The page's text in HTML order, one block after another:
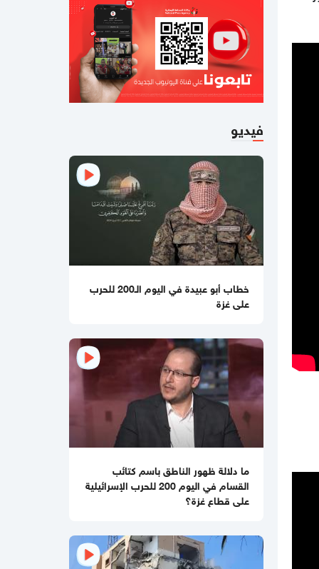
غزة ويجب إلزام "إسرائيل"
11:00 مساءاً
مصادر عسكرية: "إسرائيل" تقيّد
الاغتيالات في غزة تمهيدًا لوقف
الهجمات 14 يومًا
11:42 صباحا
صحيفة: نيابة رام الله تصدر مذكرة
توقيف بحق رجل الأعمال طارق النتشة
03:37 مساءاً
لليوم الثاني.. الاحتلال يُواصل عدوانه
على قلنديا
01:59 مساءاً
بشأن غزة
صحيفة تكشف تفاصيل جديدة من ملامح
اتفاق غزة
11:12 صباحا
هآرتس تكشف.. نتنياهو يوفد ديرمر إلى
واشنطن لتخفيف التوتر مع الإدارة
الأميركية حول غزة
ملف طبي ناقص وإصابات موثقة..
التماس للسماح لطبيب مستقل بفحص
حسام أبو صفية
04:35 مساءاً
مصادر صحفية تكشف تفاصيل الرسائل
فيديو
خطاب أبو عبيدة في اليوم الـ200 للحرب
على غزة
ما دلالة ظهور الناطق باسم كتائب
القسام في اليوم 200 للحرب الإسرائيلية
على قطاع غزة؟